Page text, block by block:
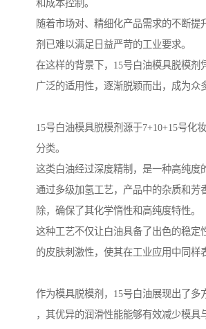
和成本控制。
随着市场对、精细化产品需求的不断提
剂已难以满足日益严苛的工业要求。
在这样的背景下，15号白油模具脱模剂
广泛的适用性，逐渐脱颖而出，成为众
15号白油模具脱模剂源于7+10+15号化
分类。
这类白油经过深度精制，是一种高纯度
通过多级加氢工艺，产品中的杂质和芳
除，确保了其化学惰性和高纯度特性。
这种工艺不仅让白油具备了出色的稳定
的皮肤刺激性，使其在工业应用中同样
作为模具脱模剂，15号白油展现出了多
，其优异的润滑性能能够有效减少模具